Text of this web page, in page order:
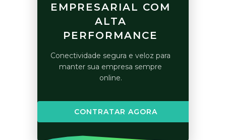
EMPRESARIAL COM
ALTA
PERFORMANCE
Conectividade segura e veloz para
manter sua empresa sempre
online.
CONTRATAR AGORA